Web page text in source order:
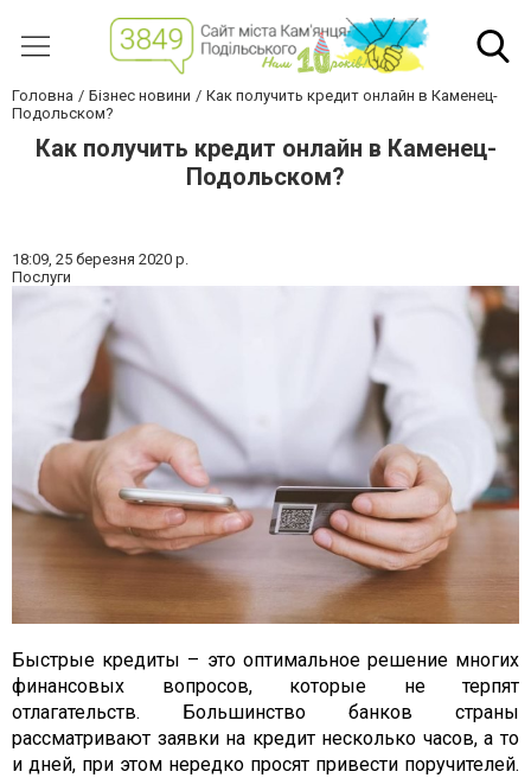
Головна Бізнес новини
Как получить кредит онлайн в Каменец-
Подольском?
Как получить кредит онлайн в Каменец-
Подольском?
18:09, 25 березня 2020 р.
Послуги
Быстрые кредиты – это оптимальное решение многих
финансовых вопросов, которые не терпят
отлагательств. Большинство банков страны
рассматривают заявки на кредит несколько часов, а то
и дней, при этом нередко просят привести поручителей.